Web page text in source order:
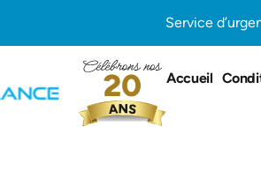
Service
Accueil